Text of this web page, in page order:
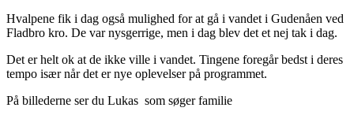
Hvalpene fik i dag også mulighed for at gå i vandet i Gudenåen ved
Fladbro kro. De var nysgerrige, men i dag blev det et nej tak i dag.
Det er helt ok at de ikke ville i vandet. Tingene foregår bedst i deres
tempo især når det er nye oplevelser på programmet.
På billederne ser du Lukas som søger familie